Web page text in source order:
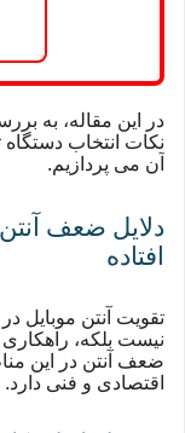
در این مقاله، به
نکات انتخاب دستگاه
آن می پردازیم.
دلایل ضعف
افتاده
تقویت آنتن موبایل
نیست بلکه،
ضعف آنتن در این
اقتصادی و فنی دارد.